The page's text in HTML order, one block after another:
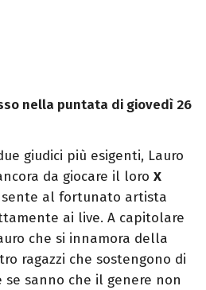
nella puntata di giovedì 26
giudici più esigenti, Lauro
da giocare il loro X
al fortunato artista
ai live. A capitolare
che si innamora della
ragazzi che sostengono di
se sanno che il genere non